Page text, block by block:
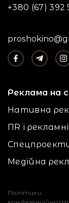
+380 (67) 392
Реклама на
Нативна
ПR і
Медійна
Політики